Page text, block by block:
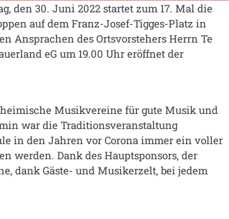
den 30. Juni 2022 startet zum 17. Mal die
auf dem Franz-Josef-Tigges-Platz in
Ansprachen des Ortsvorstehers Herrn Te
eG um 19.00 Uhr eröffnet der
Musikvereine für gute Musik und
war die Traditionsveranstaltung
in den Jahren vor Corona immer ein voller
werden. Dank des Hauptsponsors, der
dank Gäste- und Musikerzelt, bei jedem